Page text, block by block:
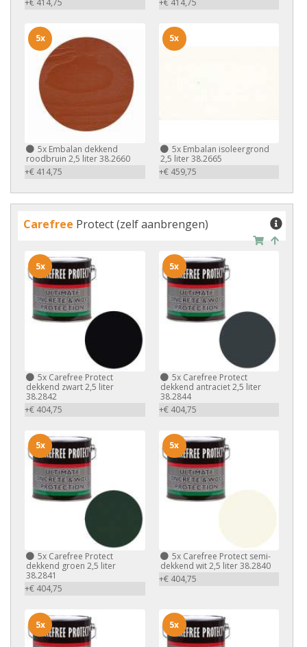
5x Embalan dekkend
roodbruin 2,5 liter 38.2660
+€ 414,75
5x
5xEmbalan isoleergrond
2,5 liter 38.2665
+€ 459,75
5x
Carefree Protect (zelf aanbrengen)
5x Carefree Protect
dekkend zwart 2,5 liter
38.2842
+€ 404,75
5x
5xCarefree Protect
dekkend antraciet 2,5 liter
38.2844
+€ 404,75
5x
5x Carefree Protect
dekkend groen 2,5 liter
38.2841
+€ 404,75
5x
5xCarefree Protect semi-
dekkend wit 2,5 liter 38.2840
+€ 404,75
5x
5x 5x